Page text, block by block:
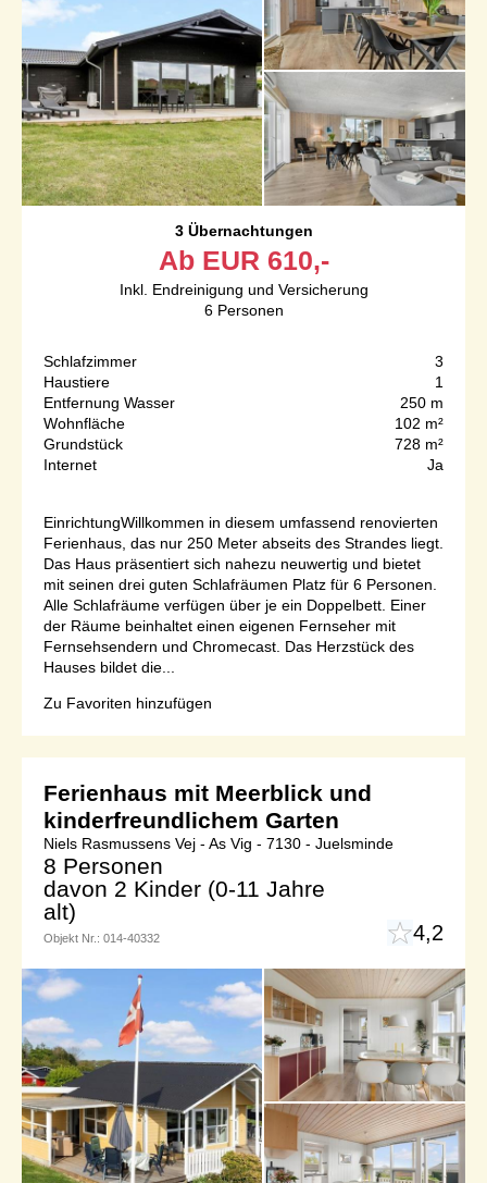
3 Übernachtungen
Ab EUR 610,-
Inkl. Endreinigung und Versicherung
6 Personen
Schlafzimmer
3
Haustiere
1
Entfernung Wasser
250 m
Wohnfläche
102 m²
Grundstück
728 m²
Internet
Ja
EinrichtungWillkommen in diesem umfassend renovierten
Ferienhaus, das nur 250 Meter abseits des Strandes liegt.
Das Haus präsentiert sich nahezu neuwertig und bietet
mit seinen drei guten Schlafräumen Platz für 6 Personen.
Alle Schlafräume verfügen über je ein Doppelbett. Einer
der Räume beinhaltet einen eigenen Fernseher mit
Fernsehsendern und Chromecast. Das Herzstück des
Hauses bildet die...
Zu Favoriten hinzufügen
Ferienhaus mit Meerblick und
kinderfreundlichem Garten
Niels Rasmussens Vej - As Vig - 7130 - Juelsminde
8 Personen
davon 2 Kinder (0-11 Jahre
alt)
Objekt Nr.: 014-40332 4,2